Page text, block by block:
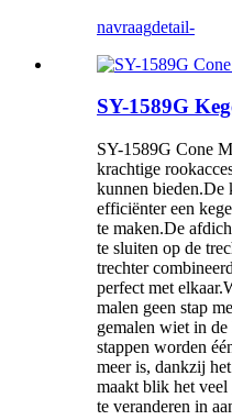
navraagdetail-
SY-1589G
SY-1589G Cone
krachtige
kunnen bieden.De
efficiënter een
te maken.De
te sluiten op de
trechter
perfect met
malen geen stap
gemalen wiet in
stappen worden
meer is, dankzij
maakt blik het
te veranderen in